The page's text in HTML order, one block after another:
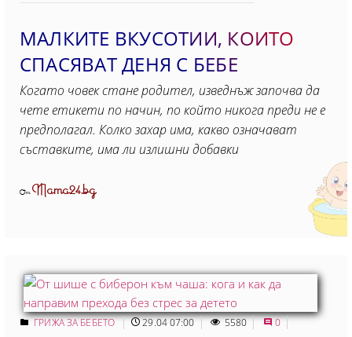
МАЛКИТЕ ВКУСОТИИ, КОИТО
СПАСЯВАТ ДЕНЯ С БЕБЕ
Когато човек стане родител, изведнъж започва да
чете етикети по начин, по който никога преди не е
предполагал. Колко захар има, какво означават
съставките, има ли излишни добавки
ОтMama24.bg
ГРИЖА ЗА БЕБЕТО 29.04 07:00 5580 0